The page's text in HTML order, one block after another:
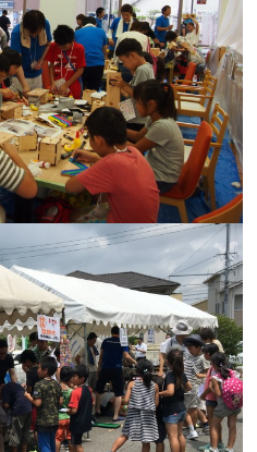
スタッフ紹介
採用情報